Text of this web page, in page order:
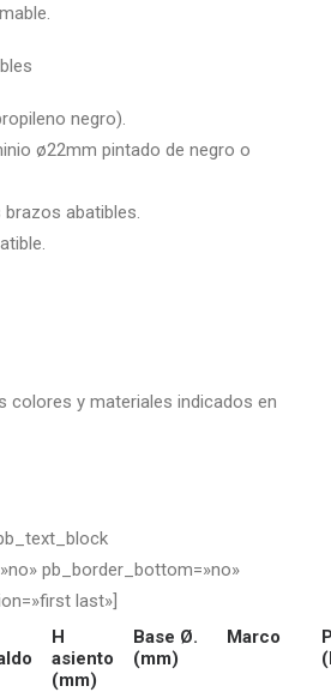
negro).
ø22mm pintado de negro o
abatibles.
colores y materiales indicados en
pb_border_bottom=»no»
last»]
H
asiento
(mm)
Base Ø.
(mm)
Marco